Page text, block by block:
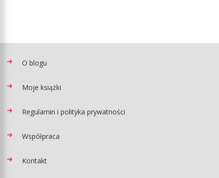
O blogu
Moje książki
Regulamin i polityka prywatności
Współpraca
Kontakt